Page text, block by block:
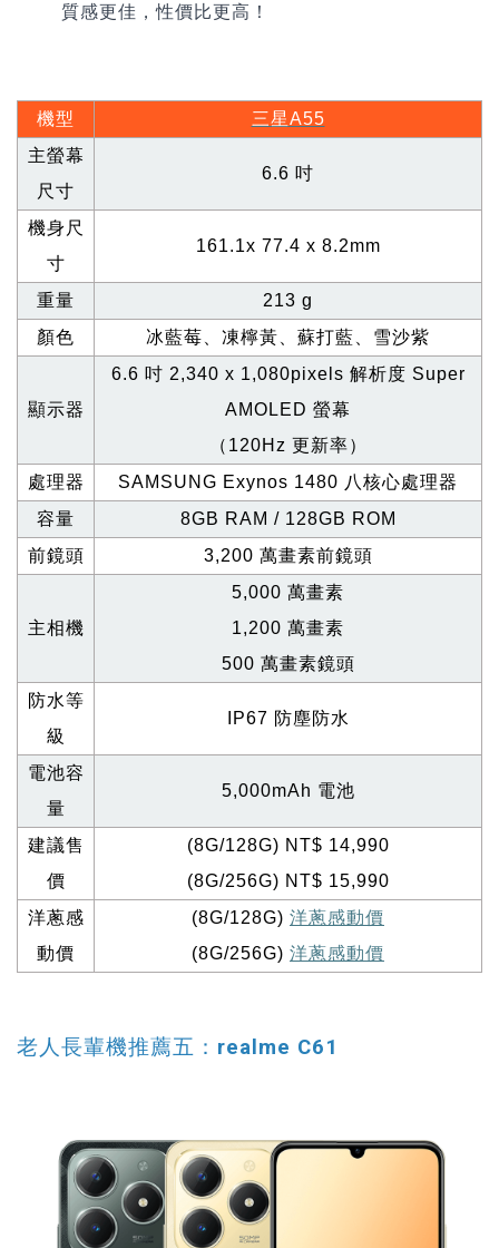
質感更佳，性價比更高！
機型
三星A55
主螢幕
尺寸
6.6 吋
機身尺
寸
161.1x 77.4 x 8.2mm
重量
213 g
顏色
冰藍莓、凍檸黃、蘇打藍、雪沙紫
顯示器
6.6 吋 2,340 x 1,080pixels 解析度 Super
AMOLED 螢幕
（120Hz 更新率）
處理器
SAMSUNG Exynos 1480 八核心處理器
容量
8GB RAM / 128GB ROM
前鏡頭
3,200 萬畫素前鏡頭
主相機
5,000 萬畫素
1,200 萬畫素
500 萬畫素鏡頭
防水等
級
IP67 防塵防水
電池容
量
5,000mAh 電池
建議售
價
(8G/128G) NT$ 14,990
(8G/256G) NT$ 15,990
洋蔥感
動價
(8G/128G) 洋蔥感動價
(8G/256G) 洋蔥感動價
老人長輩機推薦五：realme C61